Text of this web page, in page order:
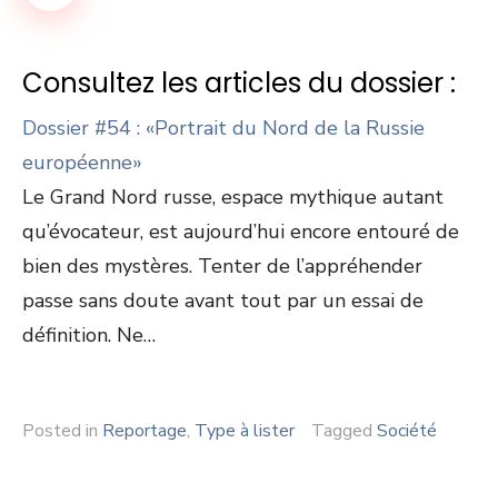
Consultez les articles du dossier :
Dossier #54 : «Portrait du Nord de la Russie
européenne»
Le Grand Nord russe, espace mythique autant
qu’évocateur, est aujourd’hui encore entouré de
bien des mystères. Tenter de l’appréhender
passe sans doute avant tout par un essai de
définition. Ne…
Posted in Reportage, Type à lister Tagged Société